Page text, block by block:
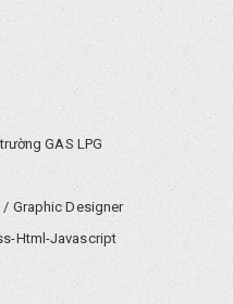
GAS LPG
/ Graphic Designer
Html-Javascript